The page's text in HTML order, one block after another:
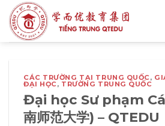
qua
nội
CÁC TRƯỜNG TẠI TRUNG QUỐC,
ĐẠI HỌC, TRƯỜNG TRUNG QUỐC
Đại học Sư phạm
南师范大学) – QTEDU